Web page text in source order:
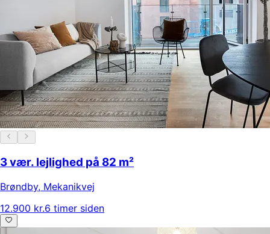
3 vær. lejlighed på 82 m²
Brøndby, Mekanikvej
12.900 kr.6 timer siden